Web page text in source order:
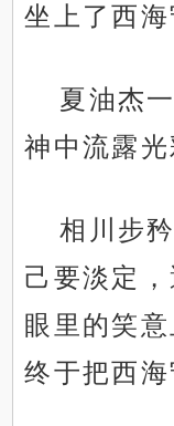
坐上了西
夏油杰
神中流露光
相川步
己要淡定
眼里的笑
终于把西海